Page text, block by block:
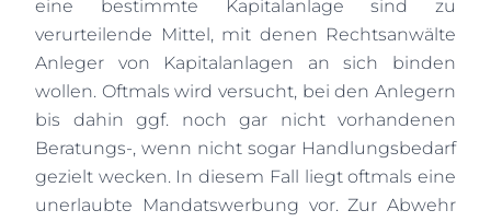
eine bestimmte Kapitalanlage sind zu
verurteilende Mittel, mit denen Rechtsanwälte
Anleger von Kapitalanlagen an sich binden
wollen. Oftmals wird versucht, bei den Anlegern
bis dahin ggf. noch gar nicht vorhandenen
Beratungs-, wenn nicht sogar Handlungsbedarf
gezielt wecken. In diesem Fall liegt oftmals eine
unerlaubte Mandatswerbung vor. Zur Abwehr